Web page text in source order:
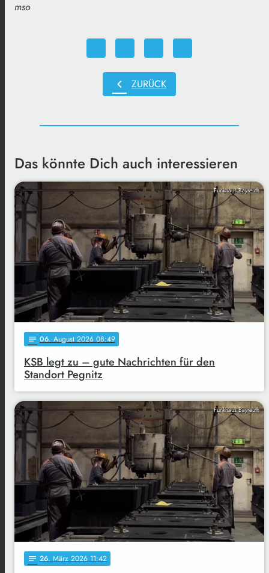
mso
chevron_left ZURÜCK
Das könnte Dich auch interessieren
Funkhaus Bayreuth
notes 06. August 2026 08:49
KSB legt zu – gute Nachrichten für den
Standort Pegnitz
Funkhaus Bayreuth
notes 26. März 2026 11:42